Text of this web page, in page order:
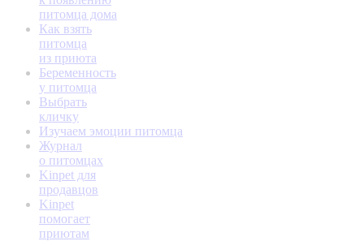
питомца дома
Как взять
питомца
из приюта
Беременность
у питомца
Выбрать
кличку
Изучаем эмоции питомца
Журнал
о питомцах
Kinpet для
продавцов
Kinpet
помогает
приютам